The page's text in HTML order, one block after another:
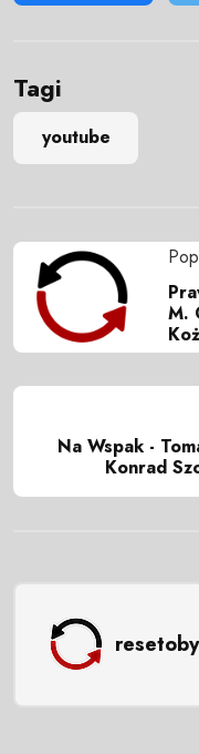
Tagi
youtube
M.
Na Wspak -
Konrad